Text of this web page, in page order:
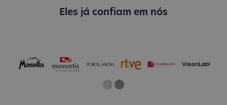
Eles já confiam em nós
OneTwo
Current Slide